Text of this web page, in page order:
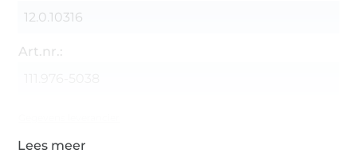
12.0.10316
Art.nr.: